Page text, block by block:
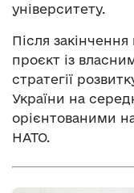
університету.
Після
проєкт із
стратегії
України на
орієнтованими
НАТО.